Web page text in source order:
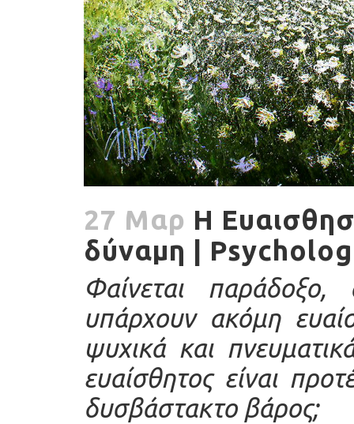
27 Μαρ Η
δύναμη |
Φαίνεται
υπάρχουν ακόμη
ψυχικά και
ευαίσθητος είναι
δυσβάστακτο βάρος;